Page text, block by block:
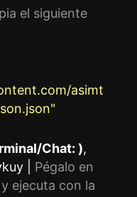
el siguiente
asimt
Chat: ),
| Pégalo en
y ejecuta con la